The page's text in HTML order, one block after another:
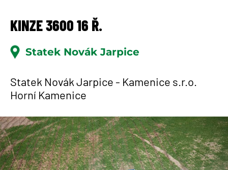
KINZE 3600 16 Ř.
Statek Novák Jarpice
Statek Novák Jarpice - Kamenice s.r.o.
Horní Kamenice